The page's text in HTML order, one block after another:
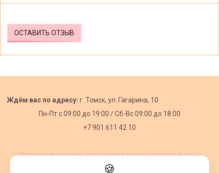
ОСТАВИТЬ ОТЗЫВ
Ждём вас по адресу: г. Томск, ул. Гагарина, 10
Пн-Пт с09:00 до 19:00 /Сб-Вс 09:00 до 18:00
+7 901 611 42 10
Обратите внимание, что на сайте указаны оптовые цены,
🍪